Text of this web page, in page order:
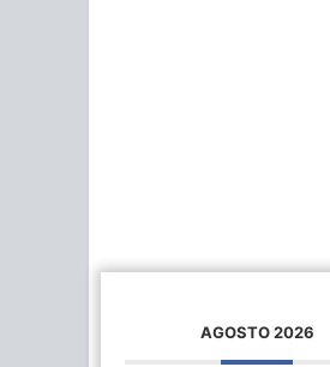
AGOSTO 2026